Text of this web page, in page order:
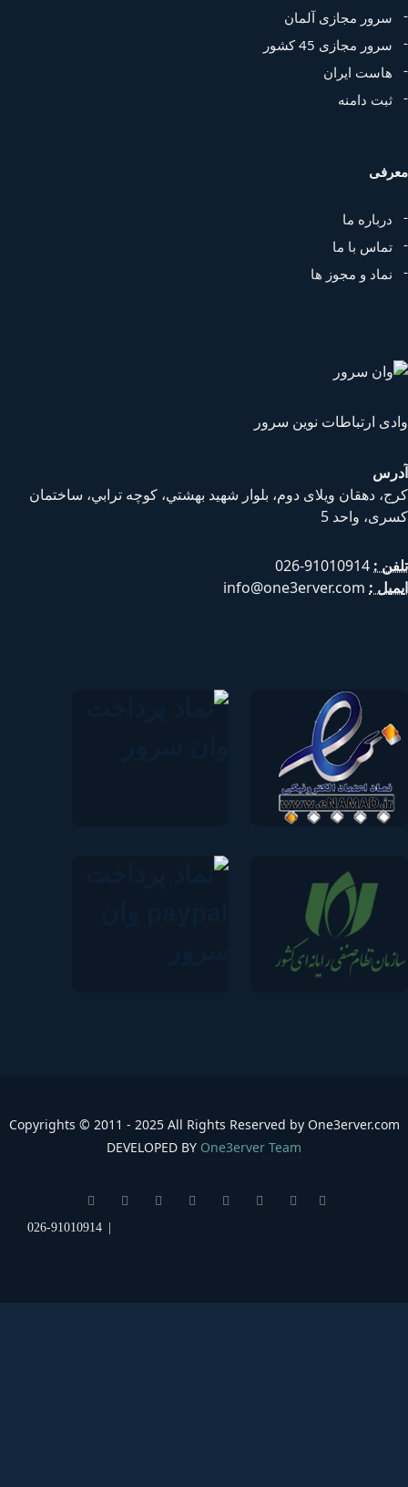
سرور مجازی آلمان
سرور مجازی 45 کشور
هاست ایران
ثبت دامنه
درباره ما
تماس با ما
نماد و مجوز ها
ارتباطات نوین سرور
دهقان ويلای دوم، بلوار شهيد بهشتي، كوچه ترابي، ساختمان
واحد 5
:
91010914-026
:
info@one3erver.com
Copyrights © 2011 - 2025 All Rights Reserved by
One3erver Team
DEVELOPED BY
026-91010914